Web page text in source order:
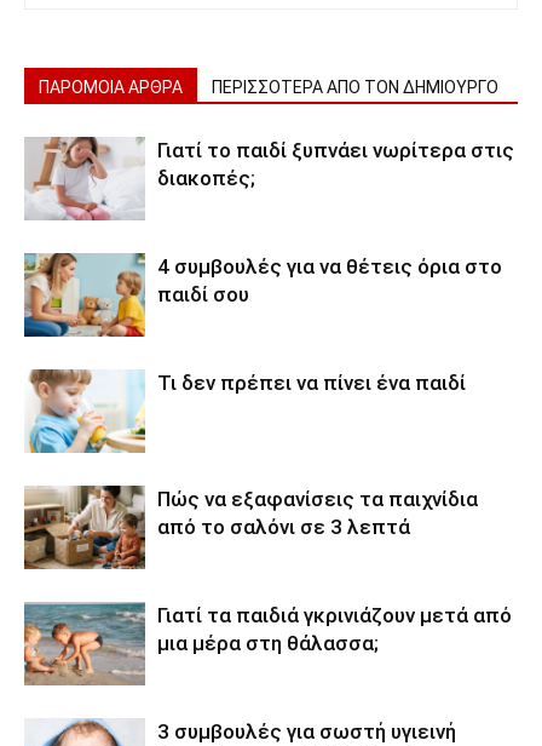
ΠΑΡΟΜΟΙΑ ΑΡΘΡΑ ΠΕΡΙΣΣΟΤΕΡΑ ΑΠΟ ΤΟΝ ΔΗΜΙΟΥΡΓΟ
Γιατί το παιδί ξυπνάει νωρίτερα στις
διακοπές;
4 συμβουλές για να θέτεις όρια στο
παιδί σου
Τι δεν πρέπει να πίνει ένα παιδί
Πώς να εξαφανίσεις τα παιχνίδια
από το σαλόνι σε 3 λεπτά
Γιατί τα παιδιά γκρινιάζουν μετά από
μια μέρα στη θάλασσα;
3 συμβουλές για σωστή υγιεινή